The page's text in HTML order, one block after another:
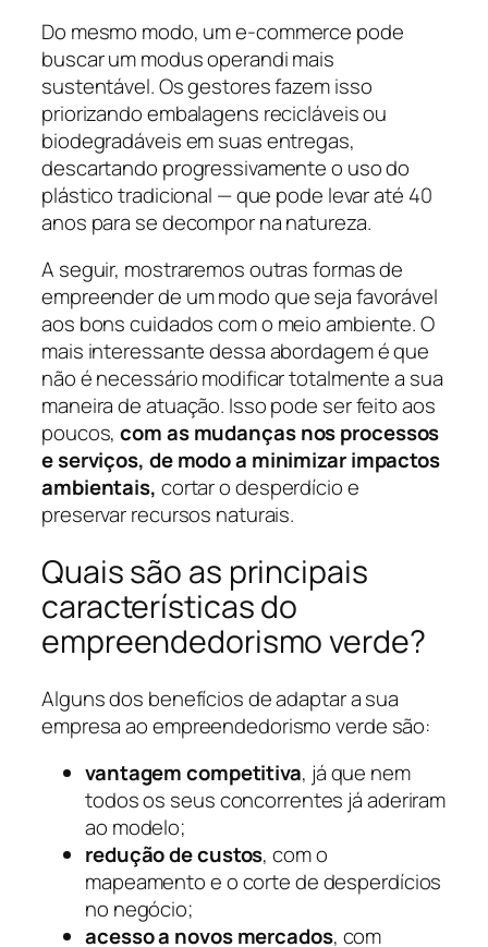
Do mesmo modo, um e-commerce pode
buscar um modus operandi mais
sustentável. Os gestores fazem isso
priorizando embalagens recicláveis ou
biodegradáveis em suas entregas,
descartando progressivamente o uso do
plástico tradicional — que pode levar até 40
anos para se decompor na natureza.
A seguir, mostraremos outras formas de
empreender de um modo que seja favorável
aos bons cuidados com o meio ambiente. O
mais interessante dessa abordagem é que
não é necessário modificar totalmente a sua
maneira de atuação. Isso pode ser feito aos
poucos,com as mudanças nos processos
e serviços, de modo a minimizar impactos
ambientais, cortar o desperdício e
preservar recursos naturais.
Quais são as principais
características do
empreendedorismo verde?
Alguns dos benefícios de adaptar a sua
empresa ao empreendedorismo verde são:
vantagem competitiva, já que nem
todos os seus concorrentes já aderiram
ao modelo;
redução de custos, com o
mapeamento e o corte de desperdícios
no negócio;
acesso a novos mercados, com